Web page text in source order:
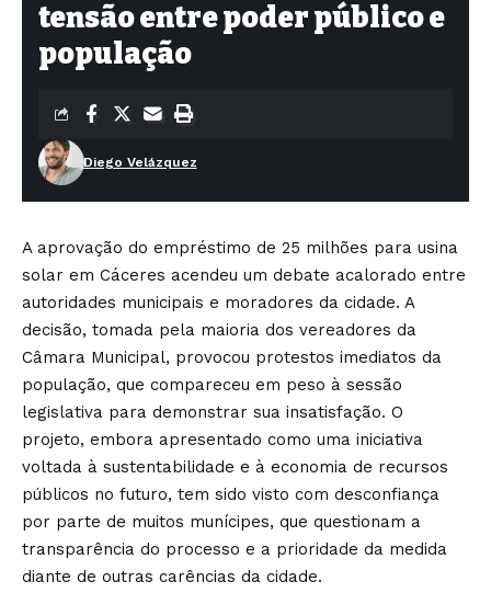
tensão entre poder público e
população
Diego Velázquez
A aprovação do empréstimo de 25 milhões para usina
solar em Cáceres acendeu um debate acalorado entre
autoridades municipais e moradores da cidade. A
decisão, tomada pela maioria dos vereadores da
Câmara Municipal, provocou protestos imediatos da
população, que compareceu em peso à sessão
legislativa para demonstrar sua insatisfação. O
projeto, embora apresentado como uma iniciativa
voltada à sustentabilidade e à economia de recursos
públicos no futuro, tem sido visto com desconfiança
por parte de muitos munícipes, que questionam a
transparência do processo e a prioridade da medida
diante de outras carências da cidade.